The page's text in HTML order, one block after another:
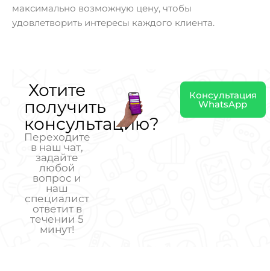
максимально возможную цену, чтобы
удовлетворить интересы каждого клиента.
Хотите
получить
консультацию?
Переходите
в наш чат,
задайте
любой
вопрос и
наш
специалист
ответит в
течении 5
минут!
Консультация
WhatsApp